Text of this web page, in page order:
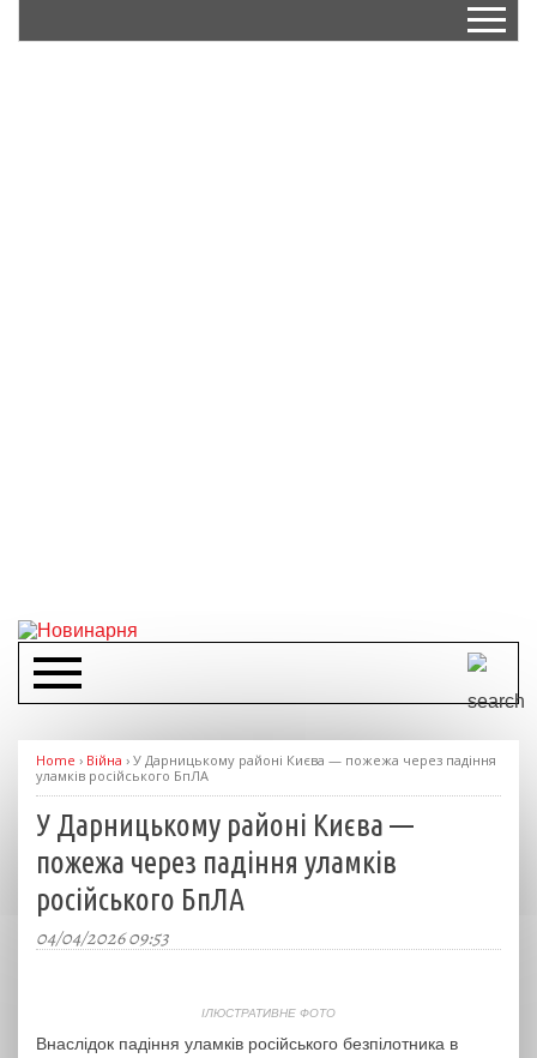
Home › Війна › У Дарницькому районі Києва — пожежа через падіння
уламків російського БпЛА
У Дарницькому районі Києва —
пожежа через падіння уламків
російського БпЛА
04/04/2026 09:53
ІЛЮСТРАТИВНЕ ФОТО
Внаслідок падіння уламків російського безпілотника в